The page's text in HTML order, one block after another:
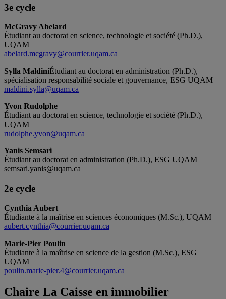
3e cycle
McGravy Abelard
Étudiant au doctorat en science, technologie et société (Ph.D.),
UQAM
abelard.mcgravy@courrier.uqam.ca
Sylla MaldiniÉtudiant au doctorat en administration (Ph.D.),
spécialisation responsabilité sociale et gouvernance, ESG UQAM
maldini.sylla@uqam.ca
Yvon Rudolphe
Étudiant au doctorat en science, technologie et société (Ph.D.),
UQAM
rudolphe.yvon@uqam.ca
Yanis Semsari
Étudiant au doctorat en administration (Ph.D.), ESG UQAM
semsari.yanis@uqam.ca
2e cycle
Cynthia Aubert
Étudiante à la maîtrise en sciences économiques (M.Sc.), UQAM
aubert.cynthia@courrier.uqam.ca
Marie-Pier Poulin
Étudiante à la maîtrise en science de la gestion (M.Sc.), ESG
UQAM
poulin.marie-pier.4@courrier.uqam.ca
Chaire La Caisse en immobilier